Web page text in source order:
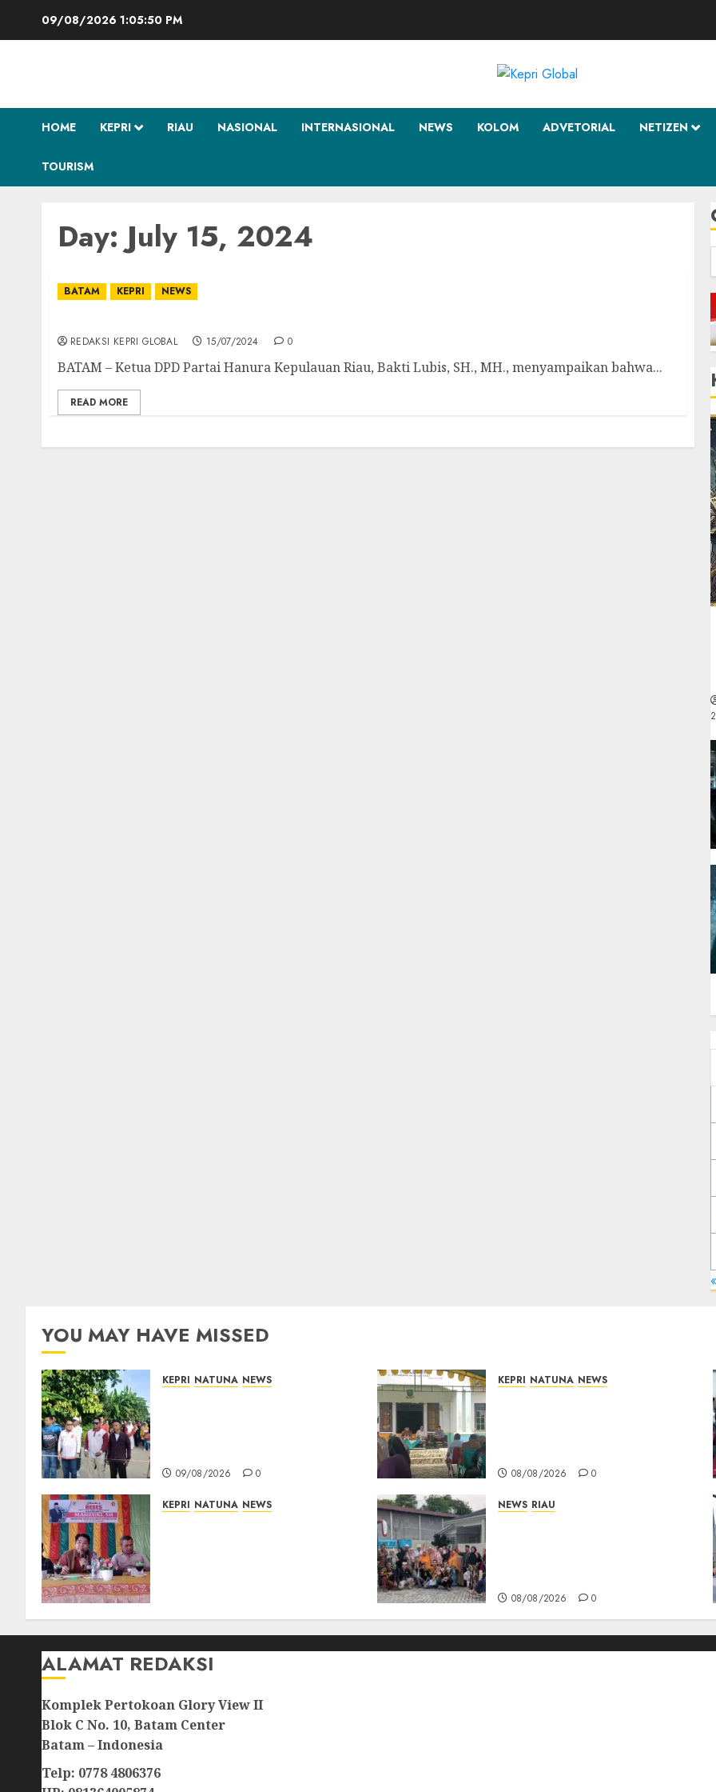
09/08/2026 1:05:51 PM
HOME KEPRI RIAU NASIONAL INTERNASIONAL NEWS KOLOM ADVETORIAL NETIZEN
TOURISM
Day:July 15, 2024
BATAM KEPRI NEWS
REDAKSI KEPRI GLOBAL 15/07/2024 0
BATAM – Ketua DPD Partai Hanura Kepulauan Riau, Bakti Lubis, SH., MH., menyampaikan bahwa...
READ MORE
YOU MAY HAVE MISSED
KEPRI NATUNA NEWS
09/08/2026 0
KEPRI NATUNA NEWS
08/08/2026 0
KEPRI NATUNA NEWS
08/08/2026 0
NEWS RIAU
08/08/2026 0
ALAMAT REDAKSI
Komplek Pertokoan Glory View II
Blok C No. 10, Batam Center
Batam – Indonesia
Telp: 0778 4806376